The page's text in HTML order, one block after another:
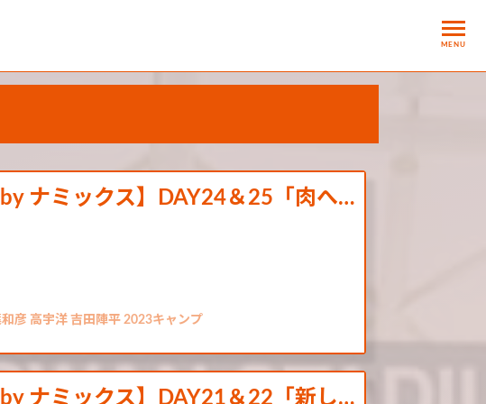
MENU
ナミックス】DAY24＆25「肉へ…
彦 高宇洋 吉田陣平 2023キャンプ
ナミックス】DAY21＆22「新し…